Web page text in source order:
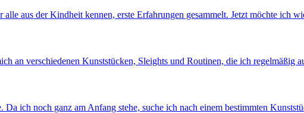
aus der Kindheit kennen, erste Erfahrungen gesammelt. Jetzt möchte ich
an verschiedenen Kunststücken, Sleights und Routinen, die ich regelmäßig
ich noch ganz am Anfang stehe, suche ich nach einem bestimmten